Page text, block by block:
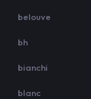
belouve
bh
bianchi
blanc